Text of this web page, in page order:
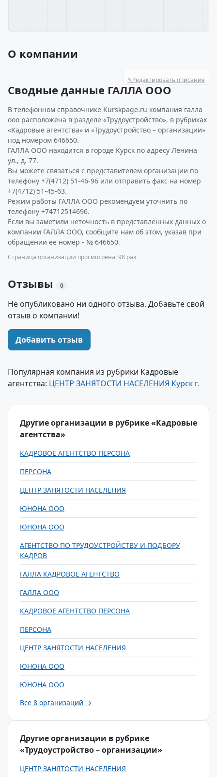
О компании
✎Редактировать описание
Сводные данные ГАЛЛА ООО
В телефонном справочнике Kurskpage.ru компания галла
ооо расположена в разделе «Трудоустройство», в рубриках
«Кадровые агентства» и «Трудоустройство – организации»
под номером 646650.
ГАЛЛА ООО находится в городе Курск по адресу Ленина
ул., д. 77.
Вы можете связаться с представителем организации по
телефону +7(4712) 51-46-96 или отправить факс на номер
+7(4712) 51-45-63.
Режим работы ГАЛЛА ООО рекомендуем уточнить по
телефону +74712514696.
Если вы заметили неточность в представленных данных о
компании ГАЛЛА ООО, сообщите нам об этом, указав при
обращении ее номер - № 646650.
Страница организации просмотрена: 98 раз
Отзывы 0
Не опубликовано ни одного отзыва. Добавьте свой
отзыв о компании!
Добавить отзыв
Популярная компания из рубрики Кадровые
агентства: ЦЕНТР ЗАНЯТОСТИ НАСЕЛЕНИЯ Курск г.
Другие организации в рубрике «Кадровые
агентства»
КАДРОВОЕ АГЕНТСТВО ПЕРСОНА
ПЕРСОНА
ЦЕНТР ЗАНЯТОСТИ НАСЕЛЕНИЯ
ЮНОНА ООО
ЮНОНА ООО
АГЕНТСТВО ПО ТРУДОУСТРОЙСТВУ И ПОДБОРУ
КАДРОВ
ГАЛЛА КАДРОВОЕ АГЕНТСТВО
ГАЛЛА ООО
КАДРОВОЕ АГЕНТСТВО ПЕРСОНА
ПЕРСОНА
ЦЕНТР ЗАНЯТОСТИ НАСЕЛЕНИЯ
ЮНОНА ООО
ЮНОНА ООО
Все 8 организаций →
Другие организации в рубрике
«Трудоустройство – организации»
ЦЕНТР ЗАНЯТОСТИ НАСЕЛЕНИЯ